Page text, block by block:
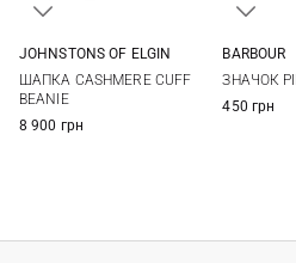
JOHNSTONS OF ELGIN
ШАПКА CASHMERE CUFF
BEANIE
8 900 грн
BARBOUR
ЗНАЧОК
450 грн